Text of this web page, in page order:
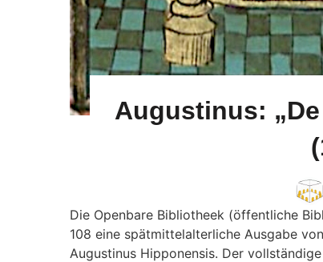
Augustinus:
Die Openbare Bibliotheek (öffentliche
108 eine spätmittelalterliche Ausgabe
Augustinus Hipponensis. Der